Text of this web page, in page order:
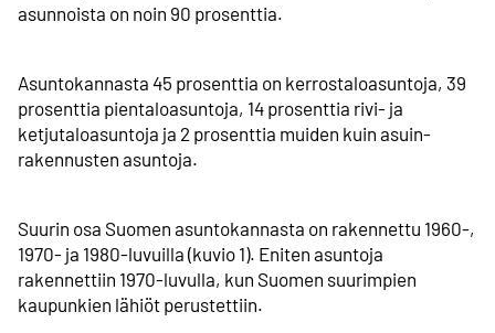
asunnoista on noin 90 prosenttia.
Asuntokannasta 45 prosenttia on kerrostaloasuntoja, 39
prosenttia pientalo­asuntoja, 14 prosenttia rivi- ja
ketjutalo­asuntoja ja 2 prosenttia muiden kuin asuin­
rakennusten asuntoja.
Suurin osa Suomen asuntokannasta on rakennettu 1960-,
1970- ja 1980-luvuilla (kuvio 1). Eniten asuntoja
rakennettiin 1970-luvulla, kun Suomen suurimpien
kaupunkien lähiöt perustettiin.